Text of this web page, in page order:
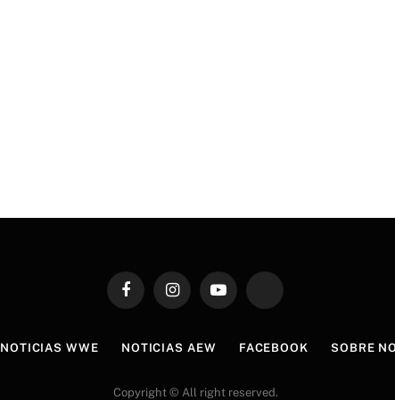
FacebookInstagramYouTube TikTok
NOTICIAS WWE NOTICIAS AEW FACEBOOK SOBRE
Copyright © All right reserved.